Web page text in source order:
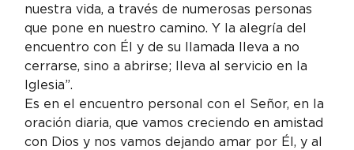
nuestra vida, a través de numerosas personas
que pone en nuestro camino. Y la alegría del
encuentro con Él y de su llamada lleva a no
cerrarse, sino a abrirse; lleva al servicio en la
Iglesia”.
Es en el encuentro personal con el Señor, en la
oración diaria, que vamos creciendo en amistad
con Dios y nos vamos dejando amar por Él, y al